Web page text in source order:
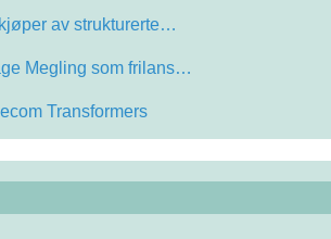
av strukturerte…
Megling som frilans…
Transformers